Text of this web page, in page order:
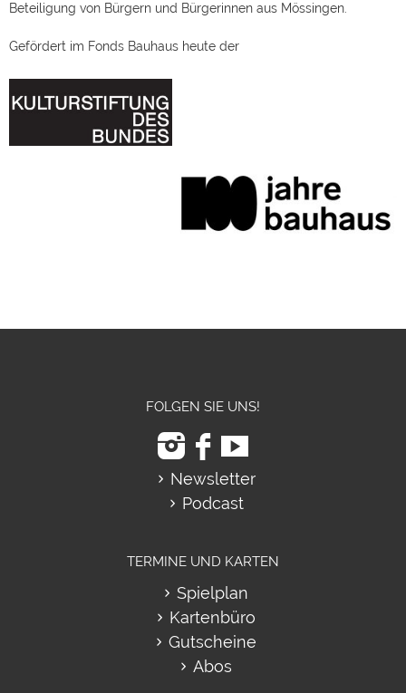
Beteiligung von Bürgern und Bürgerinnen aus Mössingen.
Gefördert im Fonds Bauhaus heute der
FOLGEN SIE UNS!
Newsletter
Podcast
TERMINE UND KARTEN
Spielplan
Kartenbüro
Gutscheine
Abos